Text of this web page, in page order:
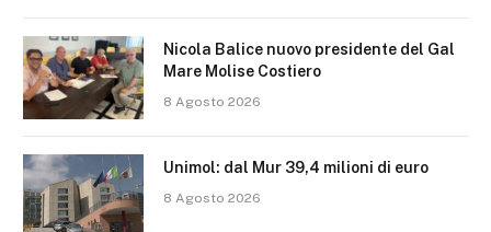
Nicola Balice nuovo presidente del Gal
Mare Molise Costiero
8 Agosto 2026
Unimol: dal Mur 39,4 milioni di euro
8 Agosto 2026